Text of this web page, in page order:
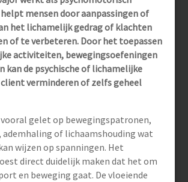
mensen door aanpassingen of
het lichamelijk gedrag of klachten
of te verbeteren. Door het toepassen
activiteiten, bewegingsoefeningen
kan de psychische of lichamelijke
verminderen of zelfs geheel
gelet op bewegingspatronen,
of lichaamshouding wat
wijzen op spanningen. Het
direct duidelijk maken dat het om
en beweging gaat. De vloeiende